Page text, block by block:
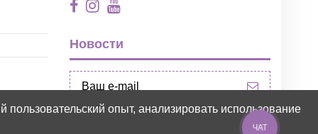
Новости
опыт, анализировать использование
ЧАТ